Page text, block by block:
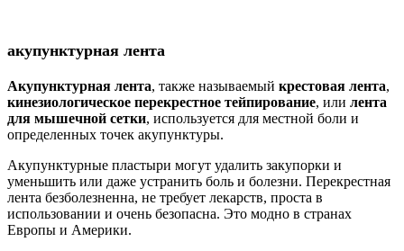
акупунктурная лента
Акупунктурная лента, также называемый крестовая лента,
кинезиологическое перекрестное тейпирование, или лента
для мышечной сетки, используется для местной боли и
определенных точек акупунктуры.
Акупунктурные пластыри могут удалить закупорки и
уменьшить или даже устранить боль и болезни. Перекрестная
лента безболезненна, не требует лекарств, проста в
использовании и очень безопасна. Это модно в странах
Европы и Америки.